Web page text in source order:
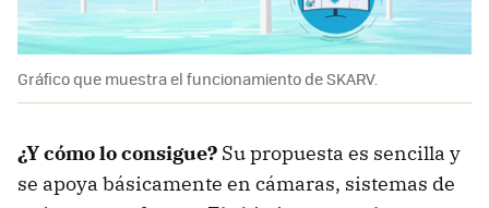
Gráfico que muestra el funcionamiento de SKARV.
¿Y cómo lo consigue? Su propuesta es sencilla y
se apoya básicamente en cámaras, sistemas de